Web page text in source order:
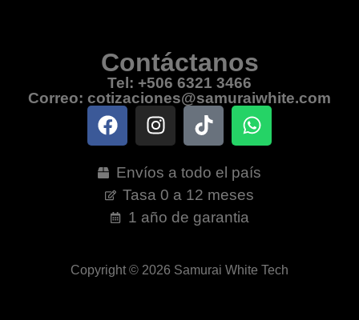
Contáctanos
Tel: +506 6321 3466
Correo: cotizaciones@samuraiwhite.com
Envíos a todo el país
Tasa 0 a 12 meses
1 año de garantia
Copyright © 2026 Samurai White Tech